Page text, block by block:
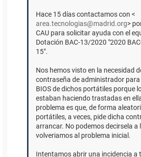
Hace 15 días contactamos con <
area.tecnologias@madrid.org>
CAU para solicitar ayuda con el
Dotación BAC-13/2020 "2020
15".
Nos hemos visto en la necesidad
contraseña de administrador para
BIOS de dichos portátiles porque
estaban haciendo trastadas en
problema es que, de forma
portátiles, a veces, pide dicha
arrancar. No podemos decirsela a
volveriamos al problema inicial.
Intentamos abrir una incidencia a